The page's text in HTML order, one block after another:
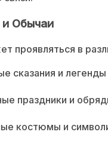
Обычаи
проявляться в
сказания и легенды
праздники и
костюмы и